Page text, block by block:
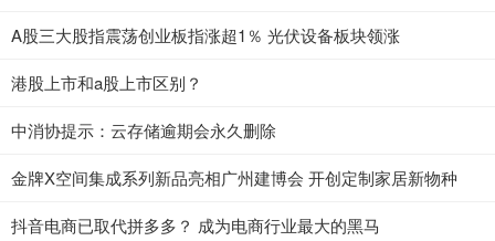
A股三大股指震荡创业板指涨超1％ 光伏设备板块领涨
港股上市和a股上市区别？
中消协提示：云存储逾期会永久删除
金牌X空间集成系列新品亮相广州建博会 开创定制家居新物种
抖音电商已取代拼多多？ 成为电商行业最大的黑马